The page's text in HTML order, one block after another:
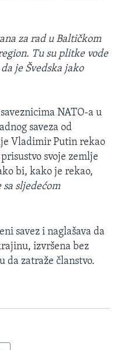
za rad u Baltičkom
Tu su plitke vode
je Švedska jako
NATO-a u
saveza od
Vladimir Putin rekao
svoje zemlje
bi, kako je rekao,
sljedećom
savez i naglašava da
izvršena bez
da zatraže članstvo.